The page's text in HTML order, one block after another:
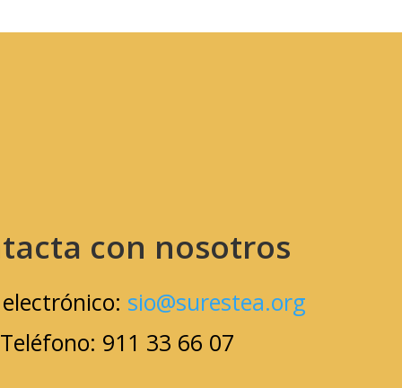
con nosotros
sio@surestea.org
Teléfono: 911 33 66 07